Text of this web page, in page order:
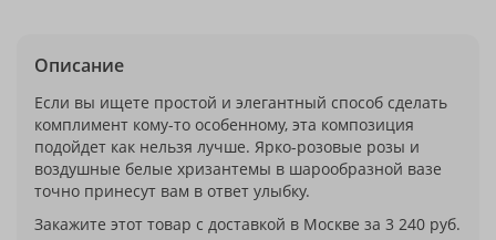
Описание
Если вы ищете простой и элегантный способ сделать
комплимент кому-то особенному, эта композиция
подойдет как нельзя лучше. Ярко-розовые розы и
воздушные белые хризантемы в шарообразной вазе
точно принесут вам в ответ улыбку.
Закажите этот товар с доставкой в Москве за 3 240 руб.